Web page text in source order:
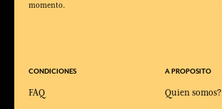
momento.
CONDICIONES
FAQ
A PROPOSITO
Quien somos?